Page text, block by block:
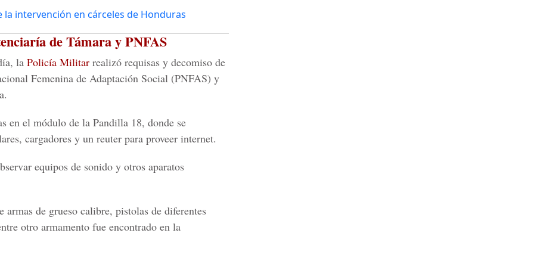
intervención en cárceles de Honduras
de Támara y PNFAS
la Policía Militar realizó requisas y decomiso de
Femenina de Adaptación Social (PNFAS) y
en el módulo de la Pandilla 18, donde se
cargadores y un reuter para proveer internet.
equipos de sonido y otros aparatos
armas de grueso calibre, pistolas de diferentes
otro armamento fue encontrado en la